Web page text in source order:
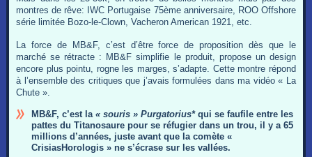
montres de rêve: IWC Portugaise 75ème anniversaire, ROO Offshore
série limitée Bozo-le-Clown, Vacheron American 1921, etc.
La force de MB&F, c’est d’être force de proposition dès que le
marché se rétracte : MB&F simplifie le produit, propose un design
encore plus pointu, rogne les marges, s’adapte. Cette montre répond
à l’ensemble des critiques que j’avais formulées dans ma vidéo « La
Chute ».
MB&F, c’est la« souris » Purgatorius*qui se faufile entre les
pattes du Titanosaure pour se réfugier dans un trou, il y a 65
millions d’années, juste avant que la comète «
CrisiasHorologis » ne s’écrase sur les vallées.